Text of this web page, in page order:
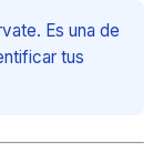
Es una de
tus